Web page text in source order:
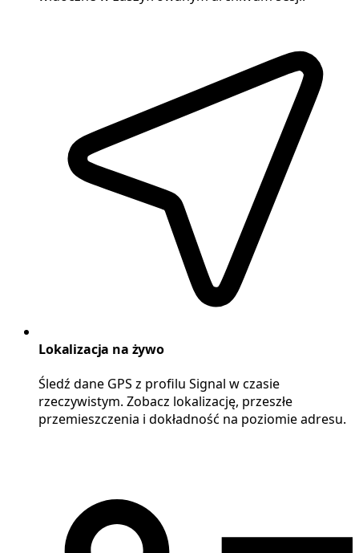
Lokalizacja na żywo
Śledź dane GPS z profilu Signal w czasie
rzeczywistym. Zobacz lokalizację, przeszłe
przemieszczenia i dokładność na poziomie adresu.